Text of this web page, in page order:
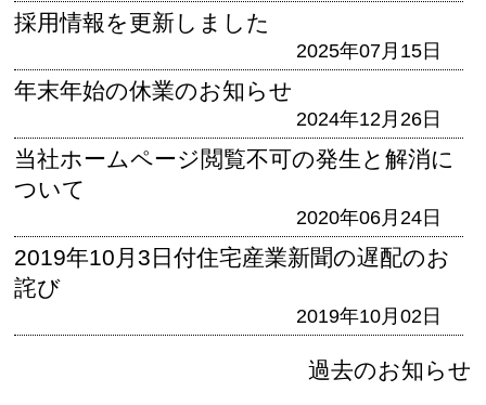
採用情報を更新しました
2025年07月15日
年末年始の休業のお知らせ
2024年12月26日
当社ホームページ閲覧不可の発生と解消に
ついて
2020年06月24日
2019年10月3日付住宅産業新聞の遅配のお
詫び
2019年10月02日
過去のお知らせ